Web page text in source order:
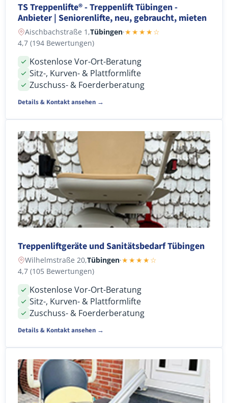
TS Treppenlifte® - Treppenlift Tübingen -
Anbieter | Seniorenlifte, neu, gebraucht, mieten
Aischbachstraße 1,Tübingen·★★★★☆
4,7 (194 Bewertungen)
Kostenlose Vor-Ort-Beratung
Sitz-, Kurven- & Plattformlifte
Zuschuss- & Foerderberatung
Details & Kontakt ansehen →
Treppenliftgeräte und Sanitätsbedarf Tübingen
Wilhelmstraße 20,Tübingen·★★★★☆
4,7 (105 Bewertungen)
Kostenlose Vor-Ort-Beratung
Sitz-, Kurven- & Plattformlifte
Zuschuss- & Foerderberatung
Details & Kontakt ansehen →